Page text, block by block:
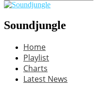
Soundjungle
Home
Playlist
Charts
Latest News